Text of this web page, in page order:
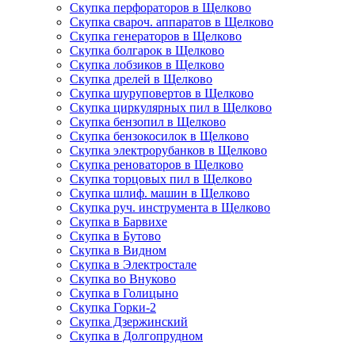
Скупка перфораторов в Щелково
Скупка свароч. аппаратов в Щелково
Скупка генераторов в Щелково
Скупка болгарок в Щелково
Скупка лобзиков в Щелково
Скупка дрелей в Щелково
Скупка шуруповертов в Щелково
Скупка циркулярных пил в Щелково
Скупка бензопил в Щелково
Скупка бензокосилок в Щелково
Скупка электрорубанков в Щелково
Скупка реноваторов в Щелково
Скупка торцовых пил в Щелково
Скупка шлиф. машин в Щелково
Скупка руч. инструмента в Щелково
Скупка в Барвихе
Скупка в Бутово
Скупка в Видном
Скупка в Электростале
Скупка во Внуково
Скупка в Голицыно
Скупка Горки-2
Скупка Дзержинский
Скупка в Долгопрудном